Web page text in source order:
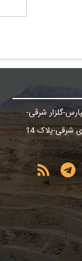
گلزار شرقی-
کوی فردوس-کوچه سعدی شرقی-پلاک 14